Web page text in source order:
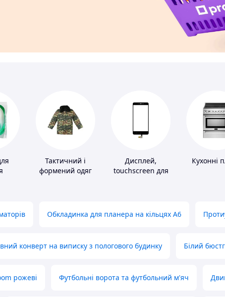
Тактичний і
формений одяг
Дисплей,
touchscreen для
Кухонні
Обкладинка для планера на кільцях А6
конверт на виписку з пологового будинку Білий
рожеві Футбольні ворота та футбольний м'яч